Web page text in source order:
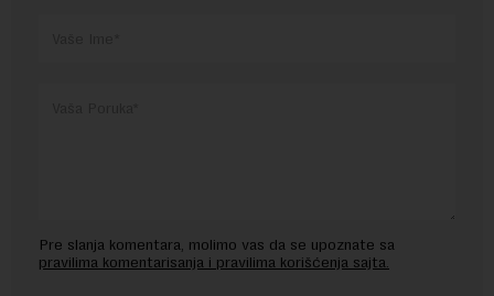
Pre slanja komentara, molimo vas da se upoznate sa
pravilima komentarisanja i pravilima korišćenja sajta.